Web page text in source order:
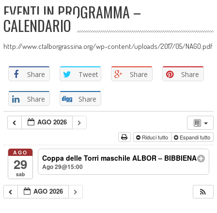
EVENTI IN PROGRAMMA –
CALENDARIO
http://www.ctalborgrassina.org/wp-content/uploads/2017/05/NAGO.pdf
Share Tweet Share Share
Share Share
AGO 2026
Riduci tutto Espandi tutto
AGO
29
sab
Coppa delle Torri maschile ALBOR – BIBBIENA
Ago 29@15:00
AGO 2026